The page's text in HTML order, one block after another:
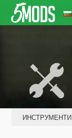
ИНСТРУМЕНТИ